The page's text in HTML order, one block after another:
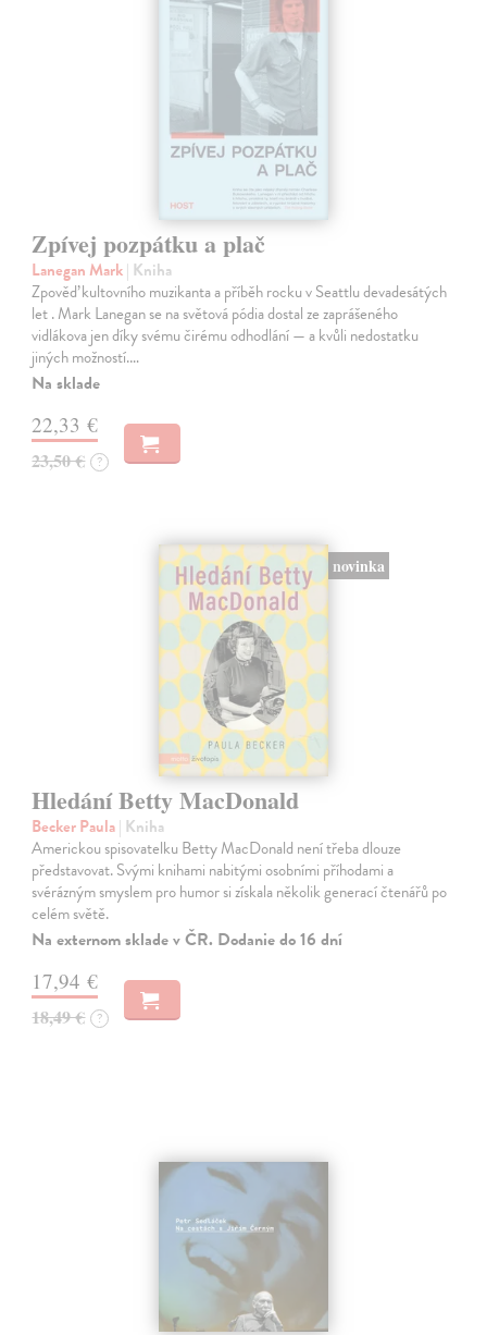
Zpívej pozpátku a plač
Lanegan Mark| Kniha
Zpověď kultovního muzikanta a příběh rocku v Seattlu devadesátých
let . Mark Lanegan se na světová pódia dostal ze zaprášeného
vidlákova jen díky svému čirému odhodlání — a kvůli nedostatku
jiných možností.…
Na sklade
22,33 €
23,50 € ?
novinka
Hledání Betty MacDonald
Becker Paula| Kniha
Americkou spisovatelku Betty MacDonald není třeba dlouze
představovat. Svými knihami nabitými osobními příhodami a
svérázným smyslem pro humor si získala několik generací čtenářů po
celém světě.
Na externom sklade v ČR. Dodanie do 16 dní
17,94 €
18,49 € ?